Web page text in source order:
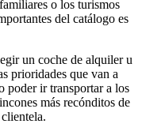
o los turismos
del catálogo es
un coche de alquiler u
prioridades que van a
poder ir transportar a los
más recónditos de